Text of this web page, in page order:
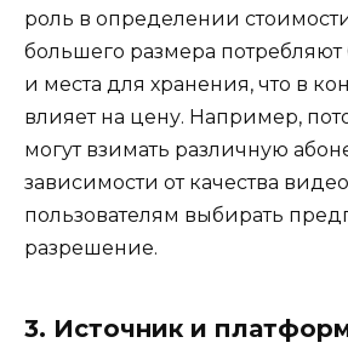
роль в определении
большего размера
и места для хранения, что в
влияет на цену. Например,
могут взимать различную
зависимости от качества
пользователям выбирать
разрешение.
3. Источник и